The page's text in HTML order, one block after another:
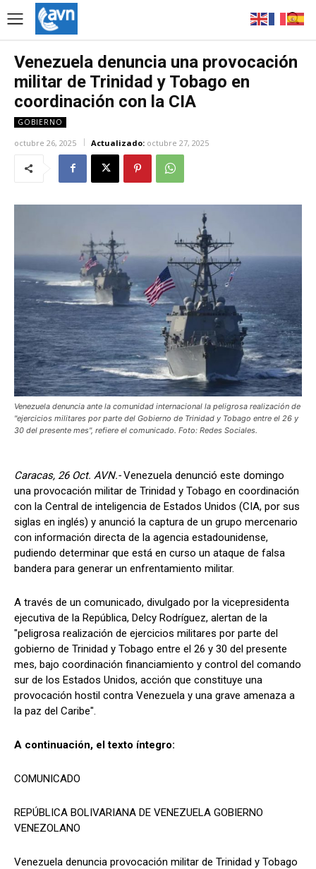
Venezuela denuncia una provocación
militar de Trinidad y Tobago en
coordinación con la CIA
GOBIERNO
octubre 26, 2025 Actualizado: octubre 27, 2025
Venezuela denuncia ante la comunidad internacional la peligrosa realización de
"ejercicios militares por parte del Gobierno de Trinidad y Tobago entre el 26 y
30 del presente mes", refiere el comunicado. Foto: Redes Sociales.
Caracas, 26 Oct. AVN.-Venezuela denunció este domingo
una provocación militar de Trinidad y Tobago en coordinación
con la Central de inteligencia de Estados Unidos (CIA, por sus
siglas en inglés) y anunció la captura de un grupo mercenario
con información directa de la agencia estadounidense,
pudiendo determinar que está en curso un ataque de falsa
bandera para generar un enfrentamiento militar.
A través de un comunicado, divulgado por la vicepresidenta
ejecutiva de la República, Delcy Rodríguez, alertan de la
"peligrosa realización de ejercicios militares por parte del
gobierno de Trinidad y Tobago entre el 26 y 30 del presente
mes, bajo coordinación financiamiento y control del comando
sur de los Estados Unidos, acción que constituye una
provocación hostil contra Venezuela y una grave amenaza a
la paz del Caribe".
A continuación, el texto íntegro:
COMUNICADO
REPÚBLICA BOLIVARIANA DE VENEZUELA GOBIERNO
VENEZOLANO
Venezuela denuncia provocación militar de Trinidad y Tobago